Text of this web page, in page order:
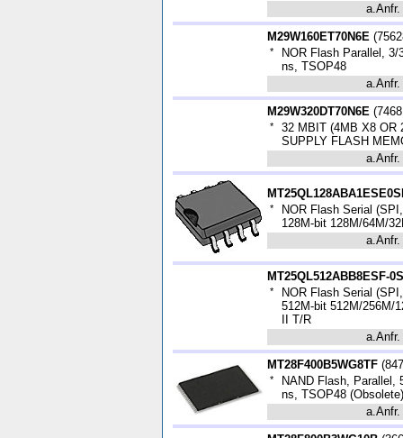
a.Anfr.
M29W160ET70N6E (
*
NOR Flash Parallel,
ns, TSOP48
a.Anfr.
M29W320DT70N6E (
*
32 MBIT (4MB X8 OR
SUPPLY FLASH
a.Anfr.
*
NOR Flash Serial
128M-bit 128M/64M/
a.Anfr.
MT25QL512ABB8ESF-
*
NOR Flash Serial
512M-bit 512M/256M/
II T/R
a.Anfr.
MT28F400B5WG8TF (
*
NAND Flash, Parallel,
ns, TSOP48 (Obsolete)
a.Anfr.